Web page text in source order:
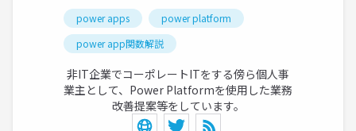
power apps
power platform
power app関数解説
非IT企業でコーポレートITをする傍ら個人事
業主として、Power Platformを使用した業務
改善提案等をしています。